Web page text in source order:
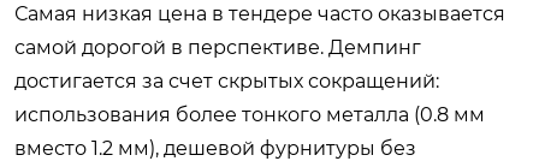
Самая низкая цена в тендере часто оказывается
самой дорогой в перспективе. Демпинг
достигается за счет скрытых сокращений:
использования более тонкого металла (0.8 мм
вместо 1.2 мм), дешевой фурнитуры без